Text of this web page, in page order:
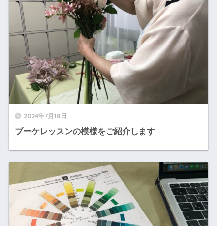
2024年7月18日
ブーケレッスンの模様をご紹介します